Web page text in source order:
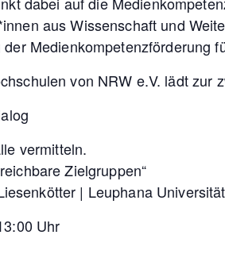
aus Wissenschaft und
Medienkompetenzförderung
von NRW e.V. lädt zur
vermitteln.
Zielgruppen“
| Leuphana
Uhr